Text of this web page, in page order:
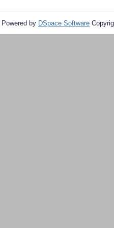
Powered by DSpace Software